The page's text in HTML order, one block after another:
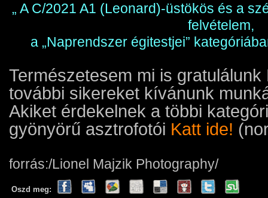
„ A C/2021 A1 (Leonard)-üstökös és a
felvételem,
a „Naprendszer égitestjei”
Természetesem mi is
további sikereket kívánunk
Akiket érdekelnek a többi
gyönyörű asztrofotói Katt ide!
forrás:/Lionel Majzik Photography/
Oszd meg: